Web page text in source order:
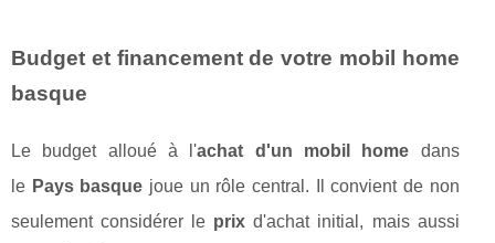
Budget et financement de votre mobil home
basque
Le budget alloué à l'achat d'un mobil home dans
le Pays basque joue un rôle central. Il convient de non
seulement considérer le prix d'achat initial, mais aussi